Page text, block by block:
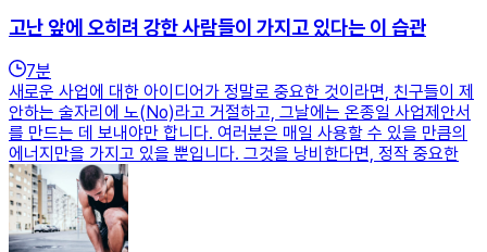
고난 앞에 오히려 강한 사람들이 가지고 있다는 이 습관
7분
새로운 사업에 대한 아이디어가 정말로 중요한 것이라면, 친구들이 제
안하는 술자리에 노(No)라고 거절하고, 그날에는 온종일 사업제안서
를 만드는 데 보내야만 합니다. 여러분은 매일 사용할 수 있을 만큼의
에너지만을 가지고 있을 뿐입니다. 그것을 낭비한다면, 정작 중요한